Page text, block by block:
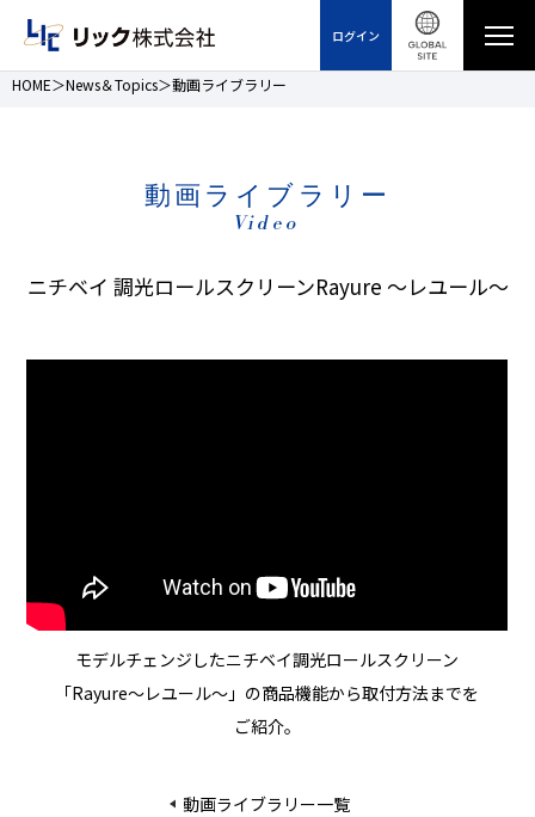
ログイン
HOME News＆Topics 動画ライブラリー
動画ライブラリー
Video
ニチベイ 調光ロールスクリーンRayure 〜レユール〜
モデルチェンジしたニチベイ調光ロールスクリーン
「Rayure〜レユール〜」の商品機能から取付方法までを
ご紹介。
動画ライブラリー一覧